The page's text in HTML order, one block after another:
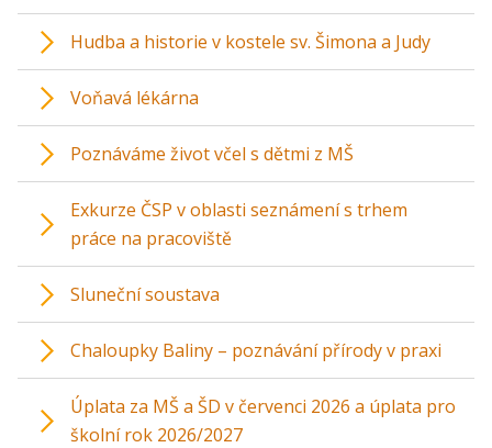
Hudba a historie v kostele sv. Šimona a Judy
Voňavá lékárna
Poznáváme život včel s dětmi z MŠ
Exkurze ČSP v oblasti seznámení s trhem
práce na pracoviště
Sluneční soustava
Chaloupky Baliny – poznávání přírody v praxi
Úplata za MŠ a ŠD v červenci 2026 a úplata pro
školní rok 2026/2027